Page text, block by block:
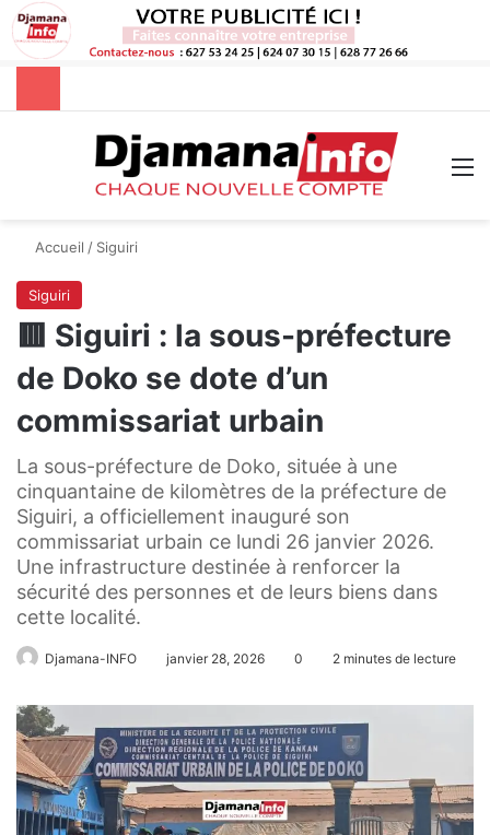
Rechercher
Accueil / Siguiri
Siguiri
🟥 Siguiri : la sous-préfecture
de Doko se dote d’un
commissariat urbain
La sous-préfecture de Doko, située à une
cinquantaine de kilomètres de la préfecture de
Siguiri, a officiellement inauguré son
commissariat urbain ce lundi 26 janvier 2026.
Une infrastructure destinée à renforcer la
sécurité des personnes et de leurs biens dans
cette localité.
Djamana-INFO janvier 28, 2026 0 2 minutes de lecture